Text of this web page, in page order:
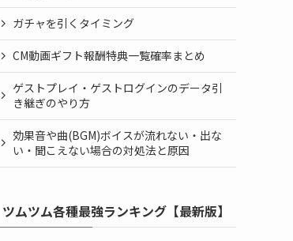
ガチャを引くタイミング
CM動画ギフト報酬特典一覧確率まとめ
ゲストプレイ・ゲストログインのデータ引
き継ぎのやり方
効果音や曲(BGM)ボイスが流れない・出な
い・聞こえない場合の対処法と原因
ツムツム各種最強ランキング【最新版】